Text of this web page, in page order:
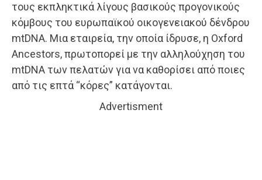
τους εκπληκτικά λίγους βασικούς προγονικούς
κόμβους του ευρωπαϊκού οικογενειακού δένδρου
mtDNA. Μια εταιρεία, την οποία ίδρυσε, η Oxford
Ancestors, πρωτοπορεί με την αλληλούχηση του
mtDNA των πελατών για να καθορίσει από ποιες
από τις επτά “κόρες” κατάγονται.
Advertisment